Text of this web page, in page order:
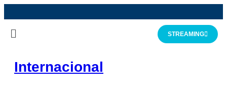
STREAMING
Internacional